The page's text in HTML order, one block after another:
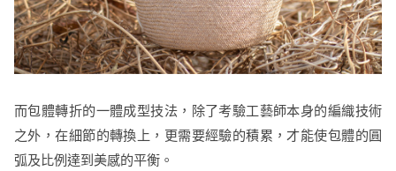
而包體轉折的一體成型技法，除了考驗工藝師本身的編織技術
之外，在細節的轉換上，更需要經驗的積累，才能使包體的圓
弧及比例達到美感的平衡。